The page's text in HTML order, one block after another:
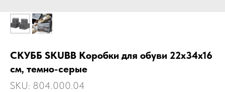
СКУББ SKUBB Коробки для обуви 22х34х16
см, темно-серые
SKU: 804.000.04